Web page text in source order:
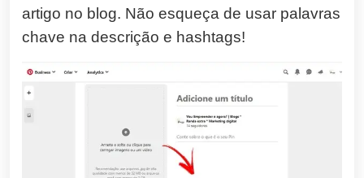
artigo no blog. Não esqueça de usar palavras
chave na descrição e hashtags!